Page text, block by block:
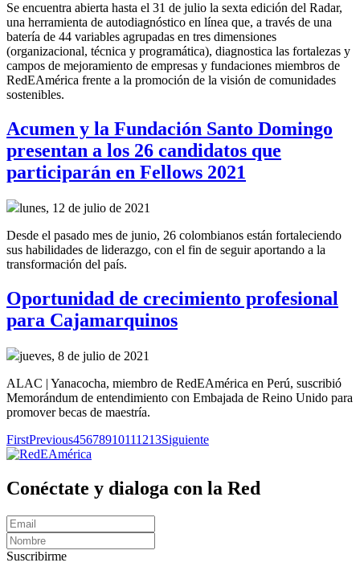
Se encuentra abierta hasta el 31 de julio la sexta edición del Radar,
una herramienta de autodiagnóstico en línea que, a través de una
batería de 44 variables agrupadas en tres dimensiones
(organizacional, técnica y programática), diagnostica las fortalezas y
campos de mejoramiento de empresas y fundaciones miembros de
RedEAmérica frente a la promoción de la visión de comunidades
sostenibles.
Acumen y la Fundación Santo Domingo
presentan a los 26 candidatos que
participarán en Fellows 2021
lunes, 12 de julio de 2021
Desde el pasado mes de junio, 26 colombianos están fortaleciendo
sus habilidades de liderazgo, con el fin de seguir aportando a la
transformación del país.
Oportunidad de crecimiento profesional
para Cajamarquinos
jueves, 8 de julio de 2021
ALAC | Yanacocha, miembro de RedEAmérica en Perú, suscribió
Memorándum de entendimiento con Embajada de Reino Unido para
promover becas de maestría.
FirstPrevious45678910111213Siguiente
Conéctate y dialoga con la Red
Suscribirme